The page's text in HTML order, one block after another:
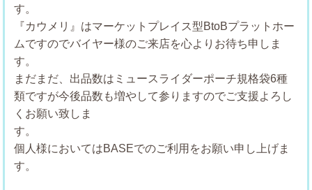
す
『カウメリ』はマーケットプレイス型BtoBプラットホー
ムですのでバイヤー様のご来店を心よりお待ち申しま
まだまだ、出品数はミュースライダーポーチ規格袋6種
類ですが今後品数も増やして参りますのでご支援よろし
くお願い致しま
個人様においてはBASEでのご利用をお願い申し上げま
す